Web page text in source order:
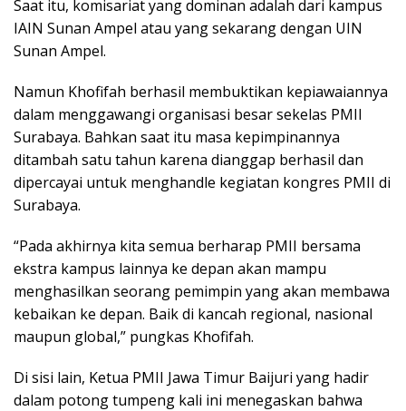
Saat itu, komisariat yang dominan adalah dari kampus
IAIN Sunan Ampel atau yang sekarang dengan UIN
Sunan Ampel.
Namun Khofifah berhasil membuktikan kepiawaiannya
dalam menggawangi organisasi besar sekelas PMII
Surabaya. Bahkan saat itu masa kepimpinannya
ditambah satu tahun karena dianggap berhasil dan
dipercayai untuk menghandle kegiatan kongres PMII di
Surabaya.
“Pada akhirnya kita semua berharap PMII bersama
ekstra kampus lainnya ke depan akan mampu
menghasilkan seorang pemimpin yang akan membawa
kebaikan ke depan. Baik di kancah regional, nasional
maupun global,” pungkas Khofifah.
Di sisi lain, Ketua PMII Jawa Timur Baijuri yang hadir
dalam potong tumpeng kali ini menegaskan bahwa